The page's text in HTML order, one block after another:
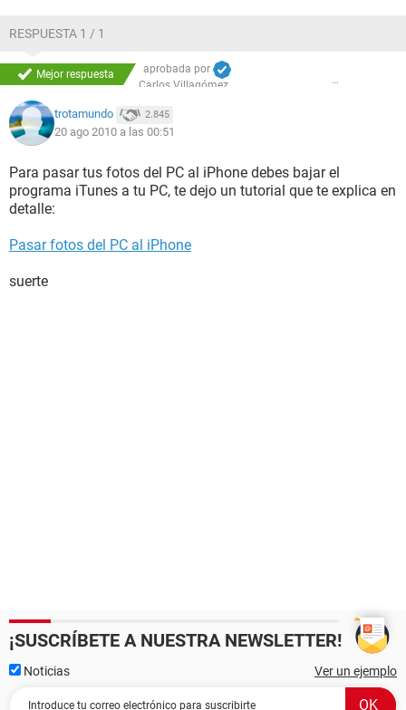
RESPUESTA 1 / 1
Mejor respuesta
aprobada por
Carlos Villagómez
trotamundo 2.845
20 ago 2010 a las 00:51
Para pasar tus fotos del PC al iPhone debes bajar el
programa iTunes a tu PC, te dejo un tutorial que te explica en
detalle:
Pasar fotos del PC al iPhone
suerte
¡SUSCRÍBETE A NUESTRA NEWSLETTER!
Noticias Ver un ejemplo